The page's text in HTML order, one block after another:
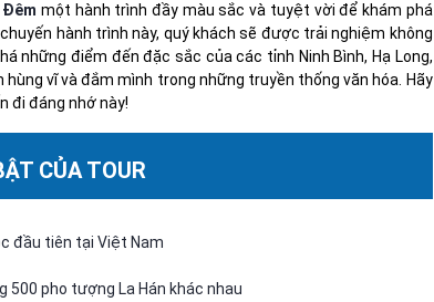
Đêm một hành trình đầy màu sắc và tuyệt vời để khám phá
hành trình này, quý khách sẽ được trải nghiệm không
những điểm đến đặc sắc của các tỉnh Ninh Bình, Hạ Long,
vĩ và đắm mình trong những truyền thống văn hóa. Hãy
đi đáng nhớ này!
CỦA TOUR
đầu tiên tại Việt Nam
500 pho tượng La Hán khác nhau